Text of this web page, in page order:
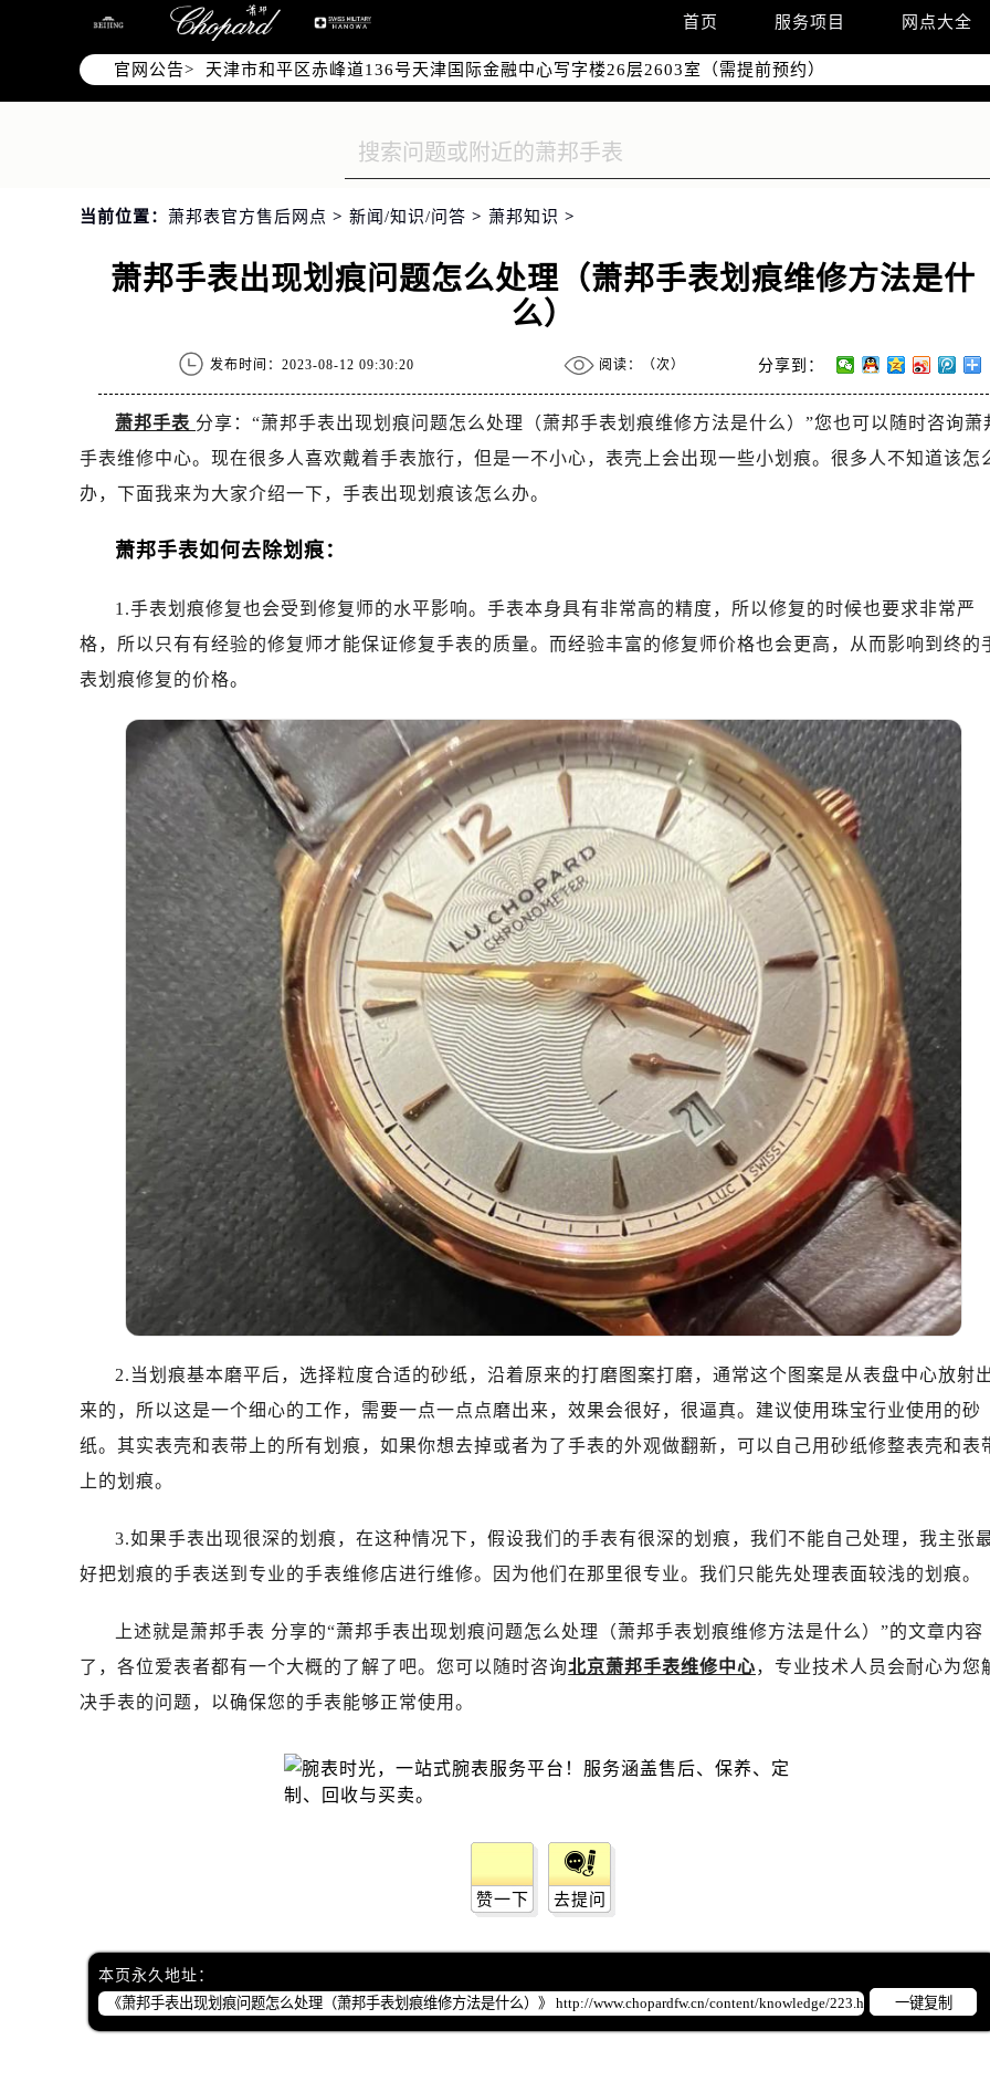
首页 服务项目 网点大全
官网公告>
北京市东城区东长安街1号东方广场写字楼W3座6层602室（需提前预约）
北京市朝阳区建国门外大街甲6号华熙国际中心写字楼D座11层1102室（需提前预约）
天津市和平区赤峰道136号天津国际金融中心写字楼26层2603室（需提前预约）
上海市徐汇区虹桥路3号港汇中心写字楼2座37层3705室（需提前预约）
南京市秦淮区中山南路1号（新街口）南京中心写字楼22层C1-1室（需提前预约）
徐州市鼓楼区淮海东路29号苏宁广场IFC国际金融中心写字楼35层3508室（需提前预约）
盐城市盐都区世纪大道5号盐城金融城写字楼1号楼16层1604室（需提前预约）
泰州市海陵区永定东路399号置地商务中心东塔写字楼（华润万象城）17层1706室（需提前预约）
杭州市上城区钱江路1366号华润大厦写字楼A座5层503-5室（需提前预约）
金华市金东区东市南街777号金华万达广场写字楼4号楼22层2209室（需提前预约）
嘉兴市南湖区广益路705号嘉兴世界贸易中心写字楼A座13层1304室（需提前预约）
南昌市红谷滩新区红谷中大道998号绿地双子塔（中央广场）A1座办公楼14层07室（需提前预约）
广州市天河区天河路230号万菱汇国际中心写字楼A塔7层704室（需提前预约）
广州市越秀区环市东路371-375号世界贸易中心大厦南塔写字楼15层07室（需提前预约）
惠州市惠城区江北文昌一路7号华贸大厦写字楼1座30层05室（需提前预约）
厦门市思明区湖滨东路95号华润大厦写字楼B座11层1104室（需提前预约）
福州市鼓楼区五四路128-1号恒力城写字楼15层03室（需提前预约）
成都市锦江区人民东路6号SAC东原中心写字楼24层2406B室（需提前预约）
重庆市江北区观音桥步行街2号融恒时代广场写字楼9层902室（需提前预约）
长沙市芙蓉区定王台街道建湘路393号世茂环球金融中心写字楼（芙蓉广场）10层13室（需提前预约）
郑州市二七区铭功路10号华润大厦写字楼29层2905室（需提前预约）
太原市迎泽区解放路15号亨得利名表服务中心（品牌授权店）3层整层（需提前预约）
沈阳市沈河区中街路137号亨得利名表服务中心（品牌授权店）1层整层（需提前预约）
沈阳市沈河区中街路83号亨得利名表服务中心（品牌授权店）1层整层（需提前预约）
乌鲁木齐市天山区红山路26号时代广场（CCMALL）C座17层17-B（需提前预约）
温州市鹿城区锦绣路1067号置信广场10层1015室（需提前预约）
哈尔滨市道里区友谊西路600号富力中心T2座写字楼29层03室（需提前预约）
大连市中山区人民路15号国际金融大厦7层G室（需提前预约）
佛山市禅城区季华五路57号万科金融中心C座12层1205室（需提前预约）
东莞市东城街道鸿福东路1号民盈国贸中心T1写字楼9层907室（需提前预约）
无锡市梁溪区人民中路139号恒隆广场写字楼1座11层1104室（需提前预约）
南通市崇川区工农路57号圆融广场写字楼16层1603室（需提前预约）
苏州市苏州工业园区星港街199号苏州中心办公楼C座22层08室（需提前预约）
武汉市江汉区解放大道686号世界贸易大厦38层09室（需提前预约）
南宁市青秀区金湖路59号地王大厦12楼1224室（需提前预约）
合肥市蜀山区潜山路111号万象城华润大厦B座12楼03室（需提前预约）
泉州市丰泽区宝洲路729号浦西万达中心写字楼A座7楼709室（需提前预约）
青岛市南区山东路6号华润大厦B座22层04室（需提前预约）
烟台市芝罘区胜利路139号万达金融中心A座907室（需提前预约）
海口市龙华区金贸东路5号海口华润大厦B座17层1707室（需提前预约）
内蒙古自治区呼和浩特市玉泉区大学西街70号华润万象城写字楼（鄂尔多斯大厦）23层2326室（需提
甘肃省兰州市七里河区西津西路16号兰州中心写字楼21层2102室（需提前预约）
黑龙江省大庆市萨尔图区会战大街萧邦售后服务中心（需提前预约）
黑龙江省鹤岗市向阳区红军路萧邦售后服务中心（需提前预约）
黑龙江省鸡西市鸡冠区红军路萧邦售后服务中心（需提前预约）
黑龙江省佳木斯市向阳区长安路萧邦售后服务中心（需提前预约）
黑龙江省七台河市桃山区大同街萧邦售后服务中心（需提前预约）
黑龙江省齐齐哈尔市龙沙区龙华路萧邦售后服务中心（需提前预约）
黑龙江省双鸭山市尖山区新兴大街萧邦售后服务中心（需提前预约）
当前位置： 萧邦表官方售后网点 > 新闻/知识/问答 > 萧邦知识 >
萧邦手表出现划痕问题怎么处理（萧邦手表划痕维修方法是什
么）
发布时间：2023-08-12 09:30:20 阅读：（次） 分享到：
萧邦手表 分享：“萧邦手表出现划痕问题怎么处理（萧邦手表划痕维修方法是什么）”您也可以随时咨询萧
手表维修中心。现在很多人喜欢戴着手表旅行，但是一不小心，表壳上会出现一些小划痕。很多人不知道该怎
办，下面我来为大家介绍一下，手表出现划痕该怎么办。
萧邦手表如何去除划痕：
1.手表划痕修复也会受到修复师的水平影响。手表本身具有非常高的精度，所以修复的时候也要求非常严
格，所以只有有经验的修复师才能保证修复手表的质量。而经验丰富的修复师价格也会更高，从而影响到终的
表划痕修复的价格。
2.当划痕基本磨平后，选择粒度合适的砂纸，沿着原来的打磨图案打磨，通常这个图案是从表盘中心放射
来的，所以这是一个细心的工作，需要一点一点点磨出来，效果会很好，很逼真。建议使用珠宝行业使用的砂
纸。其实表壳和表带上的所有划痕，如果你想去掉或者为了手表的外观做翻新，可以自己用砂纸修整表壳和表
上的划痕。
3.如果手表出现很深的划痕，在这种情况下，假设我们的手表有很深的划痕，我们不能自己处理，我主张
好把划痕的手表送到专业的手表维修店进行维修。因为他们在那里很专业。我们只能先处理表面较浅的划痕。
上述就是萧邦手表 分享的“萧邦手表出现划痕问题怎么处理（萧邦手表划痕维修方法是什么）”的文章内容
了，各位爱表者都有一个大概的了解了吧。您可以随时咨询北京萧邦手表维修中心，专业技术人员会耐心为您
决手表的问题，以确保您的手表能够正常使用。
赞一下 去提问
本页永久地址：
一键复制